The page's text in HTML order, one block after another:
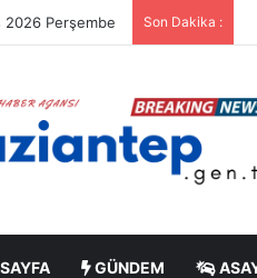
Perşembe Son Dakika :
GÜNDEM